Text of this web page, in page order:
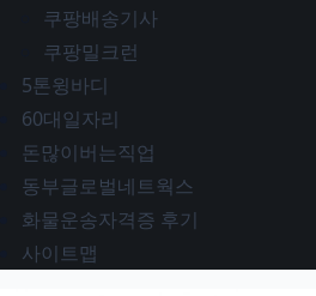
쿠팡배송기사
쿠팡밀크런
5톤윙바디
60대일자리
돈많이버는직업
동부글로벌네트웍스
화물운송자격증 후기
사이트맵